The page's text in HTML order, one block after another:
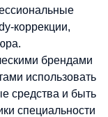
коррекции,
брендами
использовать
средства и быть
специальности